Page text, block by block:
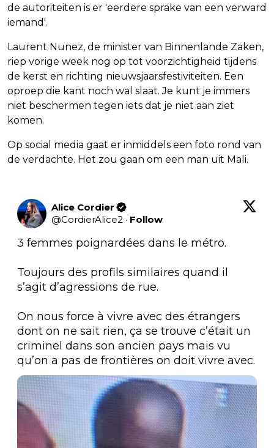
de autoriteiten is er 'eerdere sprake van een verward
iemand'.
Laurent Nunez, de minister van Binnenlande Zaken,
riep vorige week nog op tot voorzichtigheid tijdens
de kerst en richting nieuwsjaarsfestiviteiten. Een
oproep die kant noch wal slaat. Je kunt je immers
niet beschermen tegen iets dat je niet aan ziet
komen.
Op social media gaat er inmiddels een foto rond van
de verdachte. Het zou gaan om een man uit Mali.
Alice Cordier
@CordierAlice2 · Follow
3 femmes poignardées dans le métro.
Toujours des profils similaires quand il
s’agit d’agressions de rue.
On nous force à vivre avec des étrangers
dont on ne sait rien, ça se trouve c’était un
criminel dans son ancien pays mais vu
qu’on a pas de frontières on doit vivre avec.